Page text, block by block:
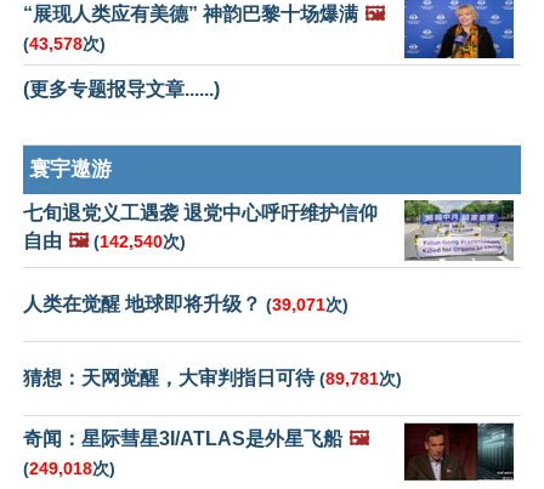
“展现人类应有美德” 神韵巴黎十场爆满 🖼️
(43,578次)
(更多专题报导文章......)
寰宇遨游
七旬退党义工遇袭 退党中心呼吁维护信仰
自由 🖼️ (142,540次)
人类在觉醒 地球即将升级？ (39,071次)
猜想：天网觉醒，大审判指日可待(89,781次)
奇闻：星际彗星3I/ATLAS是外星飞船 🖼️
(249,018次)